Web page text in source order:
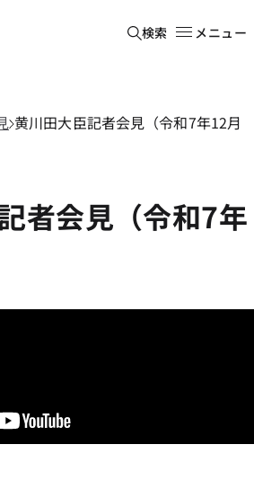
検索 メニュー
黄川田大臣記者会見（令和7年12月
者会見（令和7年